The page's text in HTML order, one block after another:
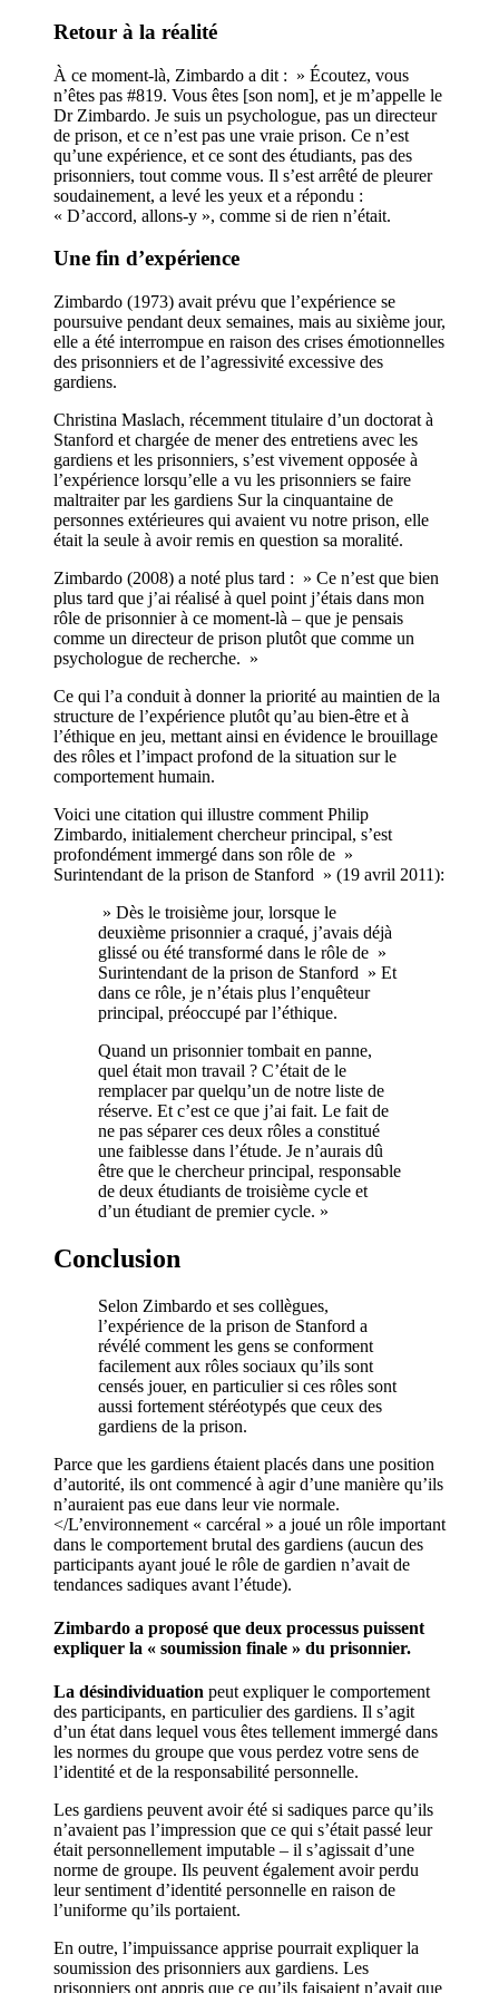
Retour à la réalité
À ce moment-là, Zimbardo a dit : » Écoutez, vous
n’êtes pas #819. Vous êtes [son nom], et je m’appelle le
Dr Zimbardo. Je suis un psychologue, pas un directeur
de prison, et ce n’est pas une vraie prison. Ce n’est
qu’une expérience, et ce sont des étudiants, pas des
prisonniers, tout comme vous. Il s’est arrêté de pleurer
soudainement, a levé les yeux et a répondu :
« D’accord, allons-y », comme si de rien n’était.
Une fin d’expérience
Zimbardo (1973) avait prévu que l’expérience se
poursuive pendant deux semaines, mais au sixième jour,
elle a été interrompue en raison des crises émotionnelles
des prisonniers et de l’agressivité excessive des
gardiens.
Christina Maslach, récemment titulaire d’un doctorat à
Stanford et chargée de mener des entretiens avec les
gardiens et les prisonniers, s’est vivement opposée à
l’expérience lorsqu’elle a vu les prisonniers se faire
maltraiter par les gardiens Sur la cinquantaine de
personnes extérieures qui avaient vu notre prison, elle
était la seule à avoir remis en question sa moralité.
Zimbardo (2008) a noté plus tard : » Ce n’est que bien
plus tard que j’ai réalisé à quel point j’étais dans mon
rôle de prisonnier à ce moment-là – que je pensais
comme un directeur de prison plutôt que comme un
psychologue de recherche. »
Ce qui l’a conduit à donner la priorité au maintien de la
structure de l’expérience plutôt qu’au bien-être et à
l’éthique en jeu, mettant ainsi en évidence le brouillage
des rôles et l’impact profond de la situation sur le
comportement humain.
Voici une citation qui illustre comment Philip
Zimbardo, initialement chercheur principal, s’est
profondément immergé dans son rôle de »
Surintendant de la prison de Stanford » (19 avril 2011):
» Dès le troisième jour, lorsque le
deuxième prisonnier a craqué, j’avais déjà
glissé ou été transformé dans le rôle de »
Surintendant de la prison de Stanford » Et
dans ce rôle, je n’étais plus l’enquêteur
principal, préoccupé par l’éthique.
Quand un prisonnier tombait en panne,
quel était mon travail ? C’était de le
remplacer par quelqu’un de notre liste de
réserve. Et c’est ce que j’ai fait. Le fait de
ne pas séparer ces deux rôles a constitué
une faiblesse dans l’étude. Je n’aurais dû
être que le chercheur principal, responsable
de deux étudiants de troisième cycle et
d’un étudiant de premier cycle. »
Conclusion
Selon Zimbardo et ses collègues,
l’expérience de la prison de Stanford a
révélé comment les gens se conforment
facilement aux rôles sociaux qu’ils sont
censés jouer, en particulier si ces rôles sont
aussi fortement stéréotypés que ceux des
gardiens de la prison.
Parce que les gardiens étaient placés dans une position
d’autorité, ils ont commencé à agir d’une manière qu’ils
n’auraient pas eue dans leur vie normale.
</L’environnement « carcéral » a joué un rôle important
dans le comportement brutal des gardiens (aucun des
participants ayant joué le rôle de gardien n’avait de
tendances sadiques avant l’étude).
Zimbardo a proposé que deux processus puissent
expliquer la « soumission finale » du prisonnier.
La désindividuation peut expliquer le comportement
des participants, en particulier des gardiens. Il s’agit
d’un état dans lequel vous êtes tellement immergé dans
les normes du groupe que vous perdez votre sens de
l’identité et de la responsabilité personnelle.
Les gardiens peuvent avoir été si sadiques parce qu’ils
n’avaient pas l’impression que ce qui s’était passé leur
était personnellement imputable – il s’agissait d’une
norme de groupe. Ils peuvent également avoir perdu
leur sentiment d’identité personnelle en raison de
l’uniforme qu’ils portaient.
En outre, l’impuissance apprise pourrait expliquer la
soumission des prisonniers aux gardiens. Les
prisonniers ont appris que ce qu’ils faisaient n’avait que